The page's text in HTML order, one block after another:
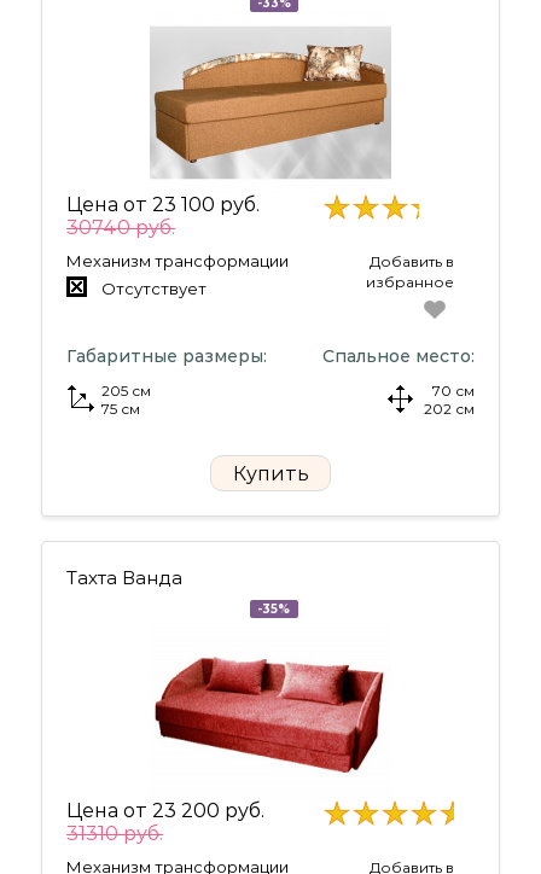
Цена от 23 100 руб.
30740 руб.
Механизм трансформации
Отсутствует
Добавить в
избранное
Габаритные размеры:
205 см
75 см
Спальное место:
70 см
202 см
Купить
Тахта Ванда
-35%
Цена от 23 200 руб.
31310 руб.
Механизм трансформации Добавить в